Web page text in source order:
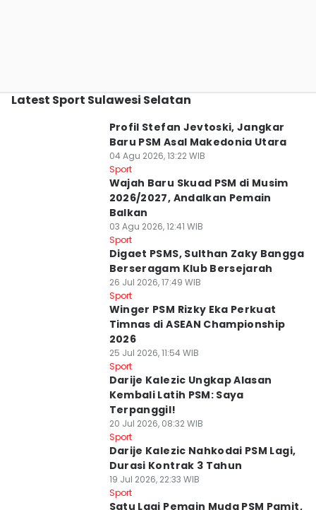
Latest Sport Sulawesi Selatan
Profil Stefan Jevtoski, Jangkar
Baru PSM Asal Makedonia Utara
04 Agu 2026, 13:22 WIB
Sport
Wajah Baru Skuad PSM di Musim
2026/2027, Andalkan Pemain
Balkan
03 Agu 2026, 12:41 WIB
Sport
Digaet PSMS, Sulthan Zaky Bangga
Berseragam Klub Bersejarah
26 Jul 2026, 17:49 WIB
Sport
Winger PSM Rizky Eka Perkuat
Timnas di ASEAN Championship
2026
25 Jul 2026, 11:54 WIB
Sport
Darije Kalezic Ungkap Alasan
Kembali Latih PSM: Saya
Terpanggil!
20 Jul 2026, 08:32 WIB
Sport
Darije Kalezic Nahkodai PSM Lagi,
Durasi Kontrak 3 Tahun
19 Jul 2026, 22:33 WIB
Sport
Satu Lagi Pemain Muda PSM Pamit,